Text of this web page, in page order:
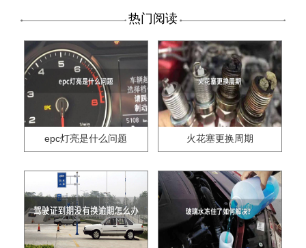
热门阅读
epc灯亮是什么问题 火花塞更换周期